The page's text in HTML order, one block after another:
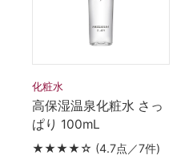
化粧水
高保湿温泉化粧水 さっ
ぱり 100mL
★★★★☆ (4.7点／7件)